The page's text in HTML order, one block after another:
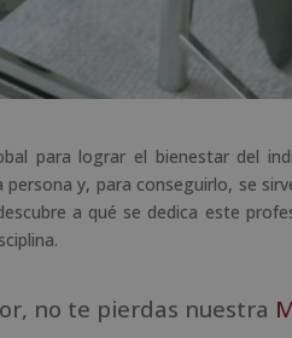
para lograr el bienestar del
y, para conseguirlo, se
a qué se dedica este
no te pierdas nuestra